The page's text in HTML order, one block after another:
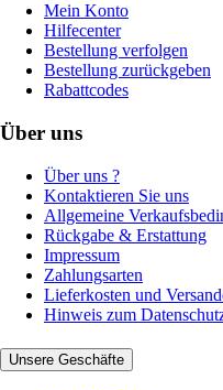
Mein Konto
Hilfecenter
Bestellung verfolgen
Bestellung zurückgeben
Rabattcodes
Über uns
Über uns ?
Kontaktieren Sie uns
Allgemeine
Rückgabe & Erstattung
Impressum
Zahlungsarten
Lieferkosten und
Hinweis zum
Unsere Geschäfte